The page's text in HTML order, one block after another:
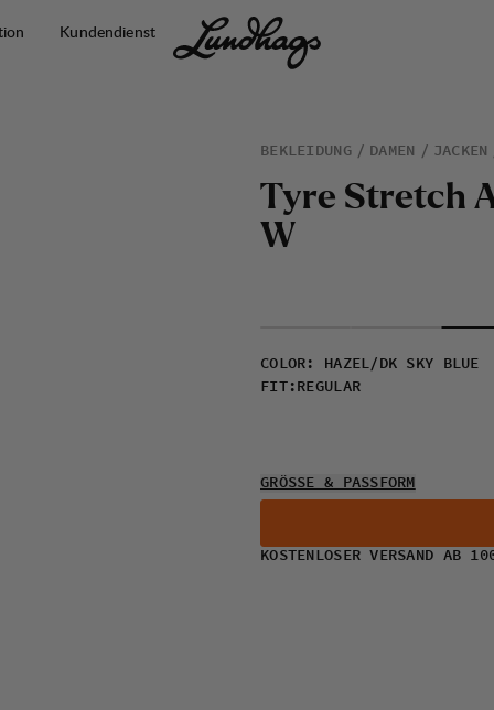
Kundendienst
BEKLEIDUNG DAMEN JACKEN
Tyre Stretch
W
COLOR :
HAZEL/DK SKY BLUE
FIT: REGULAR
GRÖSSE & PASSFORM
KOSTENLOSER VERSAND AB